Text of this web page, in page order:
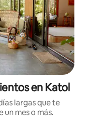
en Katol
largas que te
mes o más.